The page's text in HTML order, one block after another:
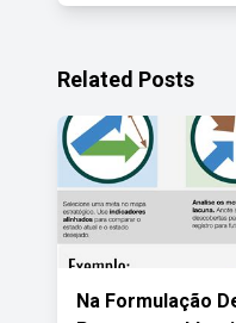
Related Posts
Na Formulação